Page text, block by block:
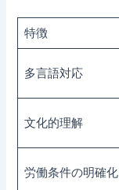
特徴
多言語対応
文化的理解
労働条件の明確化